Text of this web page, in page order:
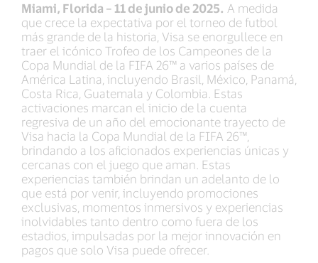
Miami, Florida – 11 de junio de 2025. A medida
que crece la expectativa por el torneo de futbol
más grande de la historia, Visa se enorgullece en
traer el icónico Trofeo de los Campeones de la
Copa Mundial de la FIFA 26™ a varios países de
América Latina, incluyendo Brasil, México, Panamá,
Costa Rica, Guatemala y Colombia. Estas
activaciones marcan el inicio de la cuenta
regresiva de un año del emocionante trayecto de
Visa hacia la Copa Mundial de la FIFA 26™,
brindando a los aficionados experiencias únicas y
cercanas con el juego que aman. Estas
experiencias también brindan un adelanto de lo
que está por venir, incluyendo promociones
exclusivas, momentos inmersivos y experiencias
inolvidables tanto dentro como fuera de los
estadios, impulsadas por la mejor innovación en
pagos que solo Visa puede ofrecer.